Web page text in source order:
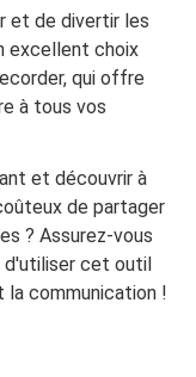
et de divertir les
excellent choix
qui offre
à tous vos
et découvrir à
de partager
? Assurez-vous
d'utiliser cet outil
communication !